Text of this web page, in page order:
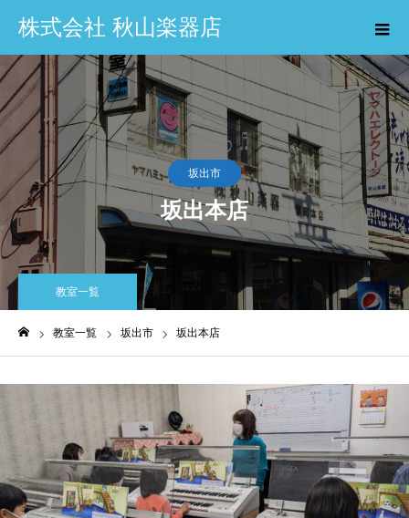
株式会社 秋山楽器店
坂出市
坂出本店
教室一覧
教室一覧 坂出市 坂出本店